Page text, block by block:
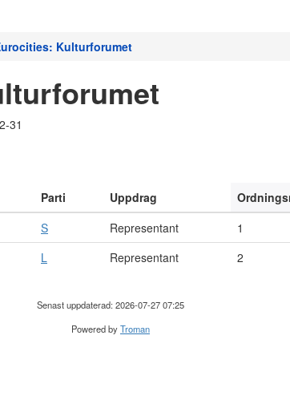
Kulturforumet
31
Parti Uppdrag
S Representant
1
L Representant 2
Senast uppdaterad: 2026-07-27 07:25
Powered byTroman